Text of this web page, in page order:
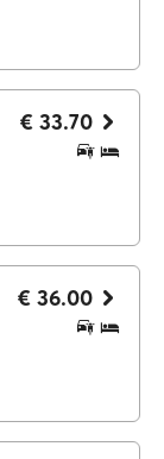
€ 33.70
€ 36.00